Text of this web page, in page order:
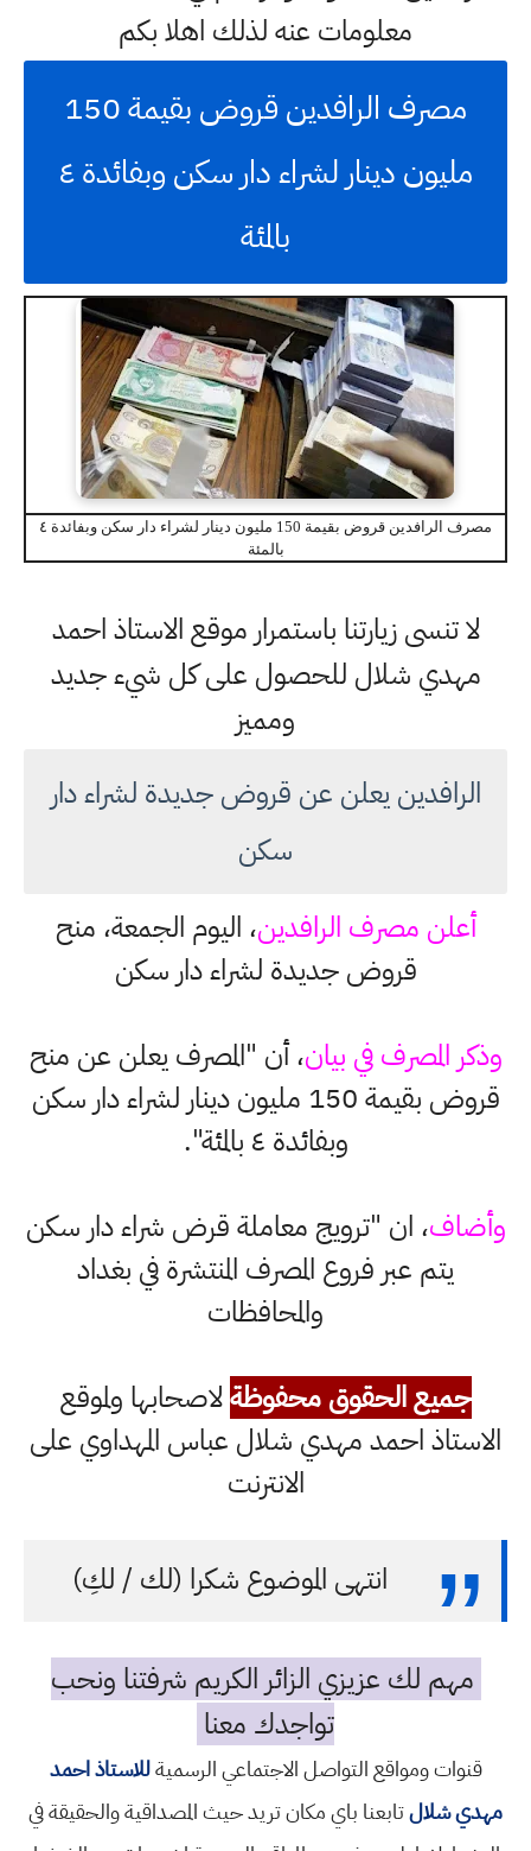
معلومات عنه لذلك اهلا بكم
مصرف الرافدين قروض بقيمة 150
مليون دينار لشراء دار سكن وبفائدة ٤
بالمئة
مصرف الرافدين قروض بقيمة 150 مليون دينار لشراء دار سكن وبفائدة ٤
بالمئة
لا تنسى زيارتنا باستمرار موقع الاستاذ احمد
مهدي شلال للحصول على كل شيء جديد
ومميز
الرافدين يعلن عن قروض جديدة لشراء دار
سكن
أعلن مصرف الرافدين، اليوم الجمعة، منح
قروض جديدة لشراء دار سكن
وذكر المصرف في بيان، أن "المصرف يعلن عن منح
قروض بقيمة 150 مليون دينار لشراء دار سكن
وبفائدة ٤ بالمئة".
وأضاف، ان "ترويج معاملة قرض شراء دار سكن
يتم عبر فروع المصرف المنتشرة في بغداد
والمحافظات
جميع الحقوق محفوظةلاصحابها ولموقع
الاستاذ احمد مهدي شلال عباس المهداوي على
الانترنت
انتهى الموضوع شكرا (لك / لكِ)
مهم لك عزيزي الزائر الكريم شرفتنا ونحب
تواجدك معنا
قنوات ومواقع التواصل الاجتماعي الرسميةللاستاذ احمد
مهدي شلالتابعنا باي مكان تريد حيث المصداقية والحقيقة في